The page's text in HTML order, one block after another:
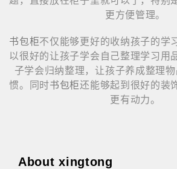
更方便管理。
书包柜不仅能够更好的收纳孩子的学
以很好的让孩子学会自己整理学习用
子学会归纳整理，让孩子养成整理
惯。同时书包柜还能够起到很好的装
更有动力。
About xingtong